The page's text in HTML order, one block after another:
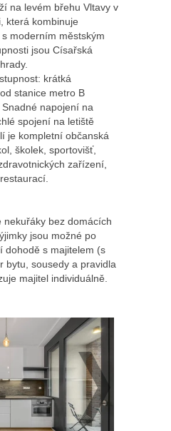
na levém břehu Vltavy v
která kombinuje
moderním městským
jsou Císařská
krátká
stanice metro B
napojení na
spojení na letiště
je kompletní občanská
školek, sportovišť,
zařízení,
nekuřáky bez domácích
jsou možné po
dohodě s majitelem (s
bytu, sousedy a pravidla
majitel individuálně.